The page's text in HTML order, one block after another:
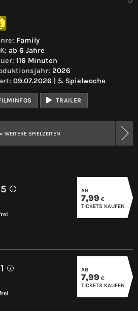
Family
ab 6 Jahre
116 Minuten
2026
09.07.2026 | 5. Spielwoche
TRAILER
» WEITERE SPIELZEITEN
i AB
7,99 €
TICKETS KAUFEN
i AB
7,99 €
TICKETS KAUFEN